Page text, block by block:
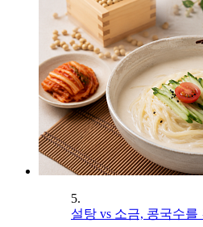
5.
설탕 vs 소금, 콩국수를